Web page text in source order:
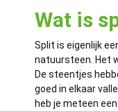
Wat is
Split is eigenlijk
natuursteen. Het
De steentjes
goed in elkaar
heb je meteen